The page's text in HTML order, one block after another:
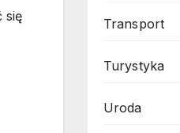
się
Transport
Turystyka
Uroda